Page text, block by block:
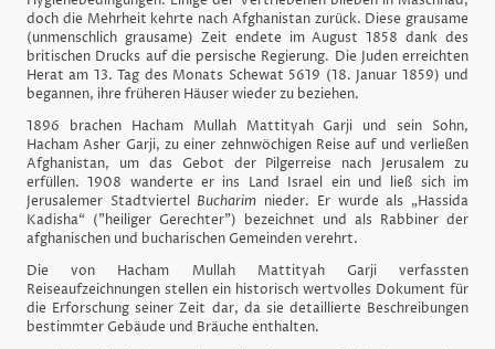
doch die Mehrheit kehrte nach Afghanistan zurück. Diese grausame
(unmenschlich grausame) Zeit endete im August 1858 dank des
britischen Drucks auf die persische Regierung. Die Juden erreichten
Herat am 13. Tag des Monats Schewat 5619 (18. Januar 1859) und
begannen, ihre früheren Häuser wieder zu beziehen.
1896 brachen Hacham Mullah Mattityah Garji und sein Sohn,
Hacham Asher Garji, zu einer zehnwöchigen Reise auf und verließen
Afghanistan, um das Gebot der Pilgerreise nach Jerusalem zu
erfüllen. 1908 wanderte er ins Land Israel ein und ließ sich im
Jerusalemer Stadtviertel Bucharim nieder. Er wurde als „Hassida
Kadisha“ ("heiliger Gerechter") bezeichnet und als Rabbiner der
afghanischen und bucharischen Gemeinden verehrt.
Die von Hacham Mullah Mattityah Garji verfassten
Reiseaufzeichnungen stellen ein historisch wertvolles Dokument für
die Erforschung seiner Zeit dar, da sie detaillierte Beschreibungen
bestimmter Gebäude und Bräuche enthalten.